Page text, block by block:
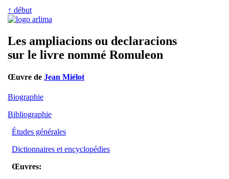
↑ début
Les ampliacions ou declaracions
sur le livre nommé Romuleon
Œuvre de Jean Miélot
Biographie
Bibliographie
Études générales
Dictionnaires et encyclopédies
Œuvres: